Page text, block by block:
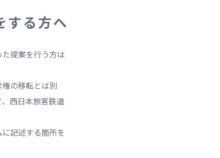
する方へ
提案を行う方は
の移転とは別
西日本旅客鉄道
記述する箇所を